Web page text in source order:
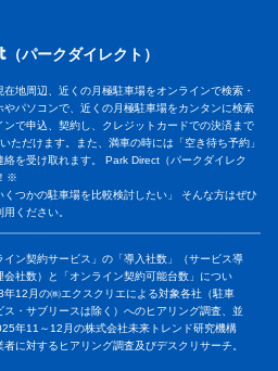
（パークダイレクト）
地周辺、近くの月極駐車場をオンラインで検索・
パソコンで、近くの月極駐車場をカンタンに検索
で申込、契約し、クレジットカードでの決済まで
ただけます。また、満車の時には「空き待ち予約」
を受け取れます。 Park Direct（パークダイレク
※
くつかの駐車場を比較検討したい」 そんな方はぜひ
ください。
ン契約サービス」の「導入社数」（サービス導
会社数）と「オンライン契約可能台数」につい
12月の㈱エクスクリエによる対象各社（駐車
・サブリースは除く）へのヒアリング調査、並
年11～12月の株式会社未来トレンド研究機構
に対するヒアリング調査及びデスクリサーチ。